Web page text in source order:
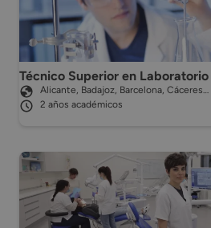
Técnico Superior en
Alicante, Badajoz, Barcelona, Cáceres…
2 años académicos